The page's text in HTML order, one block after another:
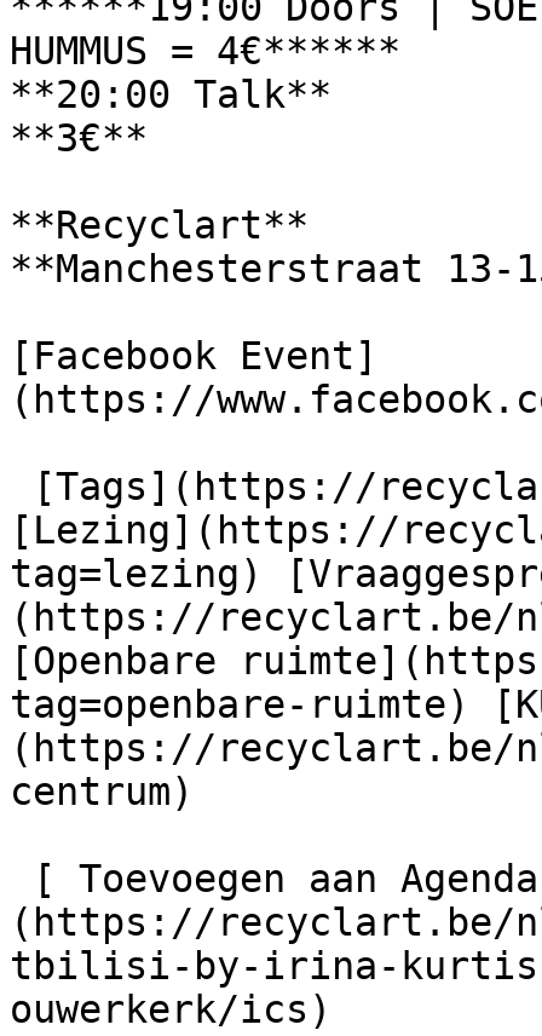
HUMMUS = 4€******
**20:00 Talk**
**3€**
**Recyclart**
**Manchesterstraat 13-
[Facebook Event]
(https://
[Lezing](https://
tag=lezing)
(https://recyclart.be/nl/
[Openbare
tag=openbare-ruimte)
(https://recyclart.be/
centrum)
(https://recyclart.be/
tbilisi-by-irina-
ouwerkerk/ics)